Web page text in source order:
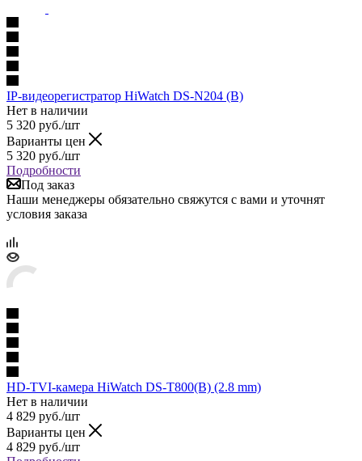
IP-видеорегистратор HiWatch DS-N204 (B)
Нет в наличии
5 320 руб./шт
Варианты цен
5 320 руб./шт
Подробности
Под заказ
Наши менеджеры обязательно свяжутся с вами и уточнят
условия заказа
HD-TVI-камера HiWatch DS-T800(B) (2.8 mm)
Нет в наличии
4 829 руб./шт
Варианты цен
4 829 руб./шт